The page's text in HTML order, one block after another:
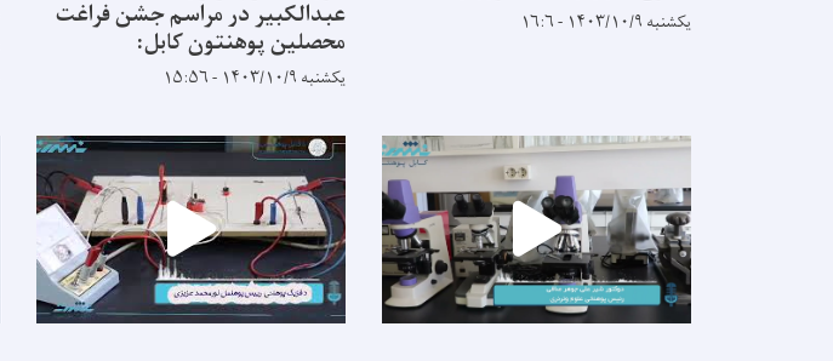
یکشنبه ۱۴۰۳/۱۰/۹ - ۱۶:۶ عبدالکبیر در مراسم جشن فراغت
محصلین پوهنتون کابل:
یکشنبه ۱۴۰۳/۱۰/۹ - ۱۵:۵۶